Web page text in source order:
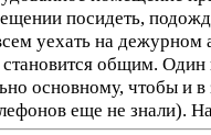
посидеть,
уехать на
становится общим.
основному, чтобы и
еще не знали).